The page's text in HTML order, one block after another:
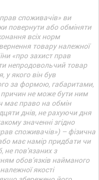
споживачів» ви
повернути або обміняти
всіх норм
товару належної
«про захист прав
непродовольчий товар
у якого він був
за формою, габаритами,
не може бути ним
має право на обмін
днів, не рахуючи дня
значенні згідно
споживачів») – фізична
має намір придбати чи
пов’язаних з
обов’язків найманого
якості